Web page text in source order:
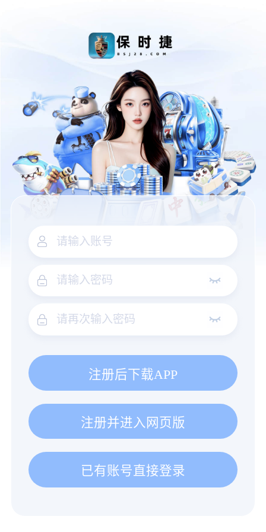
注册后下载APP
注册并进入网页版
已有账号直接登录